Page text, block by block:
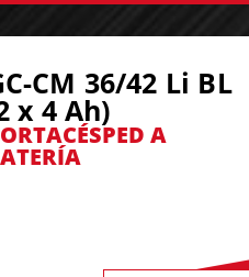
CM 36/42 Li BL
x 4 Ah)
A